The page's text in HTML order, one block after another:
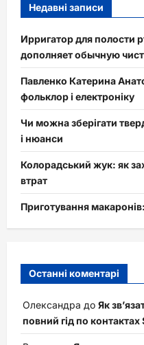
Недавні записи
Ирригатор для полости
дополняет обычную
Павленко Катерина
фольклор і електроніку
Чи можна зберігати
і нюанси
Колорадський жук: як
втрат
Приготування
Останні коментарі
Олександра до Як
повний гід по контактах